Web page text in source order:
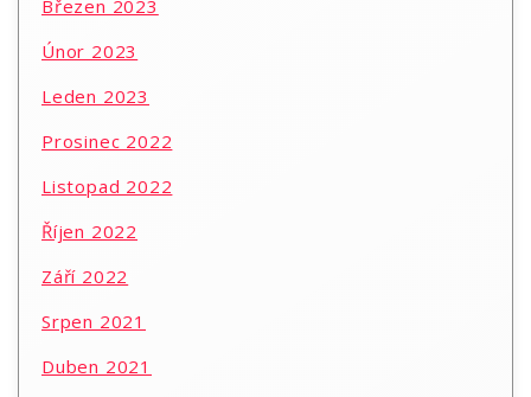
Březen 2023
Únor 2023
Leden 2023
Prosinec 2022
Listopad 2022
Říjen 2022
Září 2022
Srpen 2021
Duben 2021